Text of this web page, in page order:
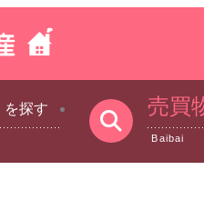
を探す 売買
Baibai